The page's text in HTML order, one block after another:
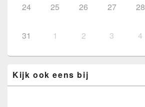
24 25 26 27 28
31 1 2 3 4
Kijk ook eens bij